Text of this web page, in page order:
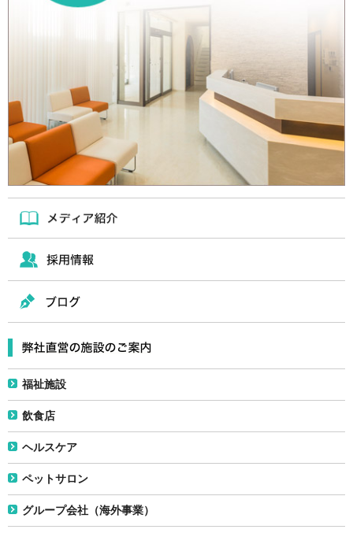
福祉施設
飲食店
ヘルスケア
ペットサロン
グループ会社（海外事業）